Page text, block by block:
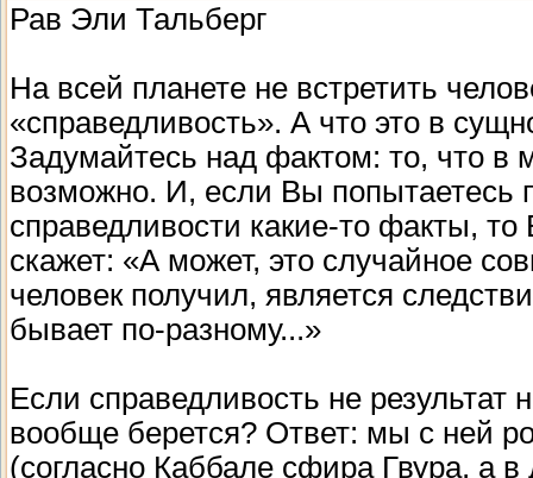
Рав Эли Тальберг
На всей планете не встретить
«справедливость». А что это в
Задумайтесь над фактом: то, что в
возможно. И, если Вы попытаетесь
справедливости какие-то факты,
скажет: «А может, это случайное
человек получил, является
бывает по-разному...»
Если справедливость не результат
вообще берется? Ответ: мы с ней
(согласно Каббале сфира Гвура, а